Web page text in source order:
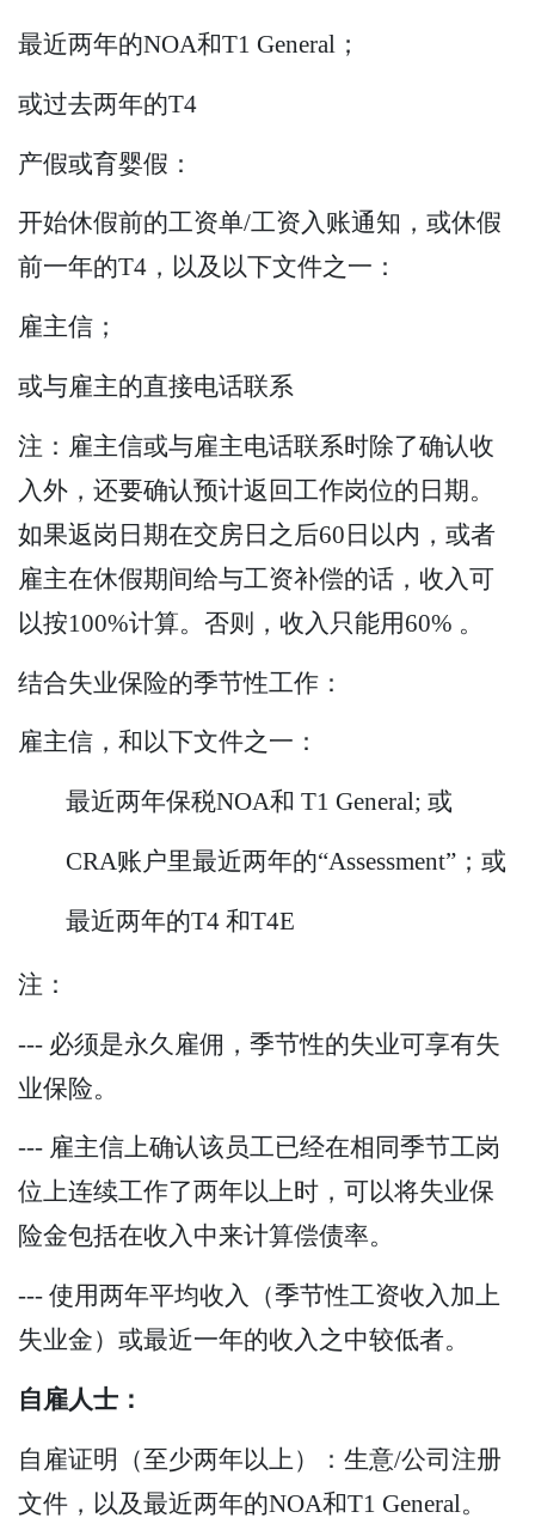
最近两年的NOA和T1 General；
或过去两年的T4
产假或育婴假：
开始休假前的工资单/工资入账通知，或休假
前一年的T4，以及以下文件之一：
雇主信；
或与雇主的直接电话联系
注：雇主信或与雇主电话联系时除了确认收
入外，还要确认预计返回工作岗位的日期。
如果返岗日期在交房日之后60日以内，或者
雇主在休假期间给与工资补偿的话，收入可
以按100%计算。否则，收入只能用60% 。
结合失业保险的季节性工作：
雇主信，和以下文件之一：
最近两年保税NOA和 T1 General; 或
CRA账户里最近两年的“Assessment”；或
最近两年的T4 和T4E
注：
--- 必须是永久雇佣，季节性的失业可享有失
业保险。
--- 雇主信上确认该员工已经在相同季节工岗
位上连续工作了两年以上时，可以将失业保
险金包括在收入中来计算偿债率。
--- 使用两年平均收入（季节性工资收入加上
失业金）或最近一年的收入之中较低者。
自雇人士：
自雇证明（至少两年以上）：生意/公司注册
文件，以及最近两年的NOA和T1 General。